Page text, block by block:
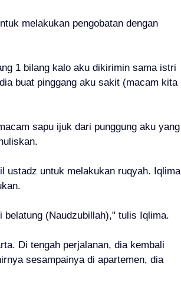
melakukan pengobatan dengan
1 bilang kalo aku dikirimin sama istri
buat pinggang aku sakit (macam kita
sapu ijuk dari punggung aku yang
ustadz untuk melakukan ruqyah. Iqlima
belatung (Naudzubillah)," tulis Iqlima.
Di tengah perjalanan, dia kembali
sesampainya di apartemen, dia